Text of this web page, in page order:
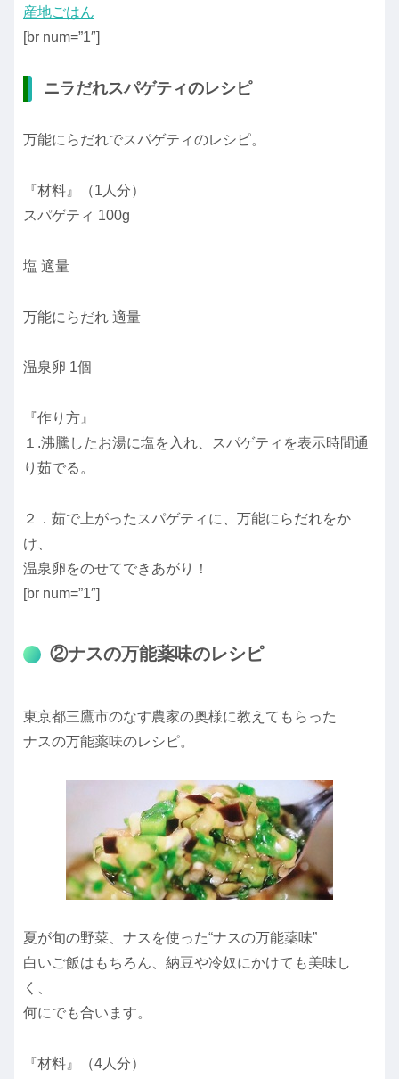
産地ごはん
[br num=”1″]
ニラだれスパゲティのレシピ
万能にらだれでスパゲティのレシピ。
『材料』（1人分）
スパゲティ 100g
塩 適量
万能にらだれ 適量
温泉卵 1個
『作り方』
１.沸騰したお湯に塩を入れ、スパゲティを表示時間通
り茹でる。
２．茹で上がったスパゲティに、万能にらだれをか
け、
温泉卵をのせてできあがり！
[br num=”1″]
②ナスの万能薬味のレシピ
東京都三鷹市のなす農家の奥様に教えてもらった
ナスの万能薬味のレシピ。
夏が旬の野菜、ナスを使った“ナスの万能薬味”
白いご飯はもちろん、納豆や冷奴にかけても美味し
く、
何にでも合います。
『材料』（4人分）